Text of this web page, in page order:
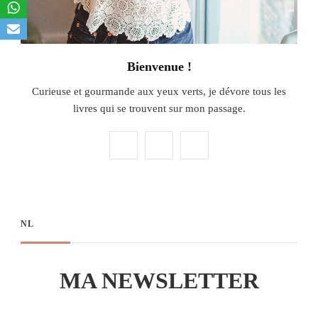
Bienvenue !
Curieuse et gourmande aux yeux verts, je dévore tous les
livres qui se trouvent sur mon passage.
NL
MA NEWSLETTER